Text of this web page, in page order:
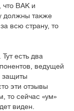
что ВАК и
должны также
всю страну, то
есть два
ведущей
защиты
эти отзывы
то сейчас «ум»
виден.